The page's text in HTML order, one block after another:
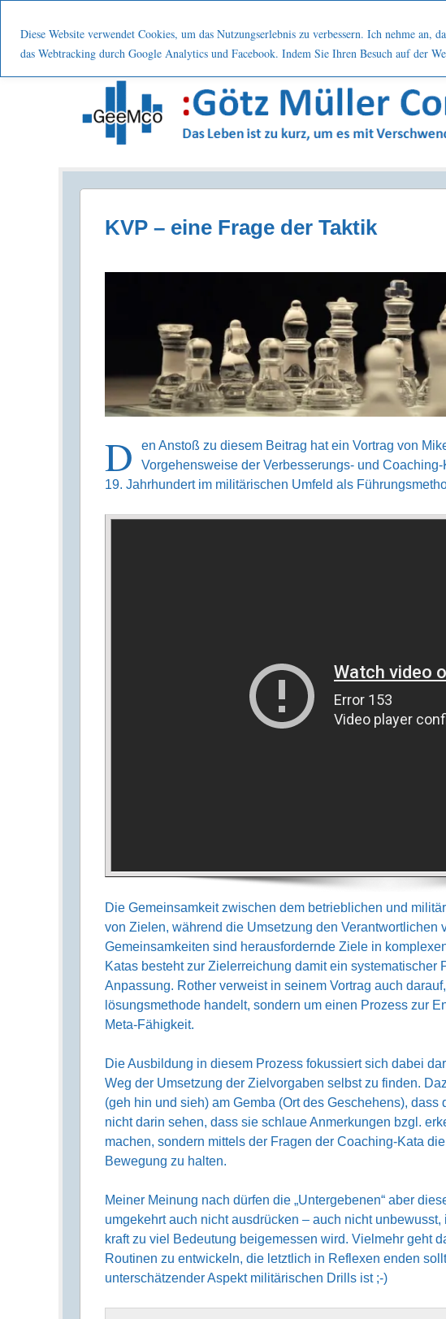
Diese Website verwendet Cookies, um das Nutzungserlebnis zu verbessern. Ich nehme
das Webtracking durch Google Analytics und Facebook. Indem Sie Ihren Besuch auf der
Menu
Start
Leistung Nutzen Über mich
Prozesse . Systematisch . Kontinuierlich . Verbessern
KVP – eine Frage der Taktik
D
en Anstoß zu diesem Beitrag hat ein Vortrag von
Vor­gehens­weise der Verbes­serungs- und Coaching-
19. Jahrhundert im militä­rischen Umfeld als
Die Gemeinsamkeit zwischen dem betrieb­lichen und
von Zielen, während die Um­setzung den Verant­wort­lichen
Gemein­sam­keiten sind heraus­fordernde Ziele in
Katas besteht zur Zieler­reichung damit ein systema­tischer
Anpassung. Rother verweist in seinem Vortrag auch
lösungs­methode handelt, sondern um einen Prozess zur
Meta-Fähigkeit.
Die Ausbildung in diesem Prozess fokussiert sich dabei
Weg der Um­setzung der Ziel­vorgaben selbst zu finden.
(geh hin und sieh) am Gemba (Ort des Geschehens), dass
nicht darin sehen, dass sie schlaue Anmer­kungen bzgl.
machen, sondern mittels der Fragen der Coaching-Kata
Bewegung zu halten.
Meiner Meinung nach dürfen die „Unter­gebenen“ aber
umgekehrt auch nicht aus­drücken – auch nicht
kraft zu viel Bedeutung beige­messen wird. Vielmehr geht
Routinen zu entwickeln, die letzt­lich in Reflexen enden
unter­schätzen­der Aspekt militä­rischen Drills ist ;-)